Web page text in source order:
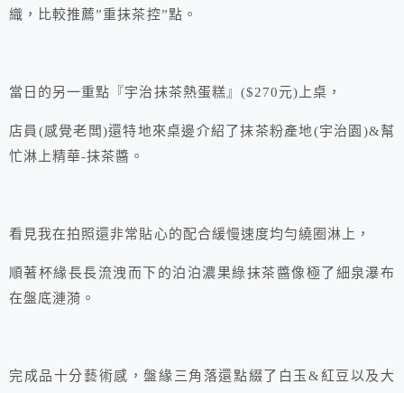
織，比較推薦”重抹茶控”點。
當日的另一重點『宇治抹茶熱蛋糕』($270元)上桌，
店員(感覺老闆)還特地來桌邊介紹了抹茶粉產地(宇治園)&幫
忙淋上精華-抹茶醬。
看見我在拍照還非常貼心的配合緩慢速度均勻繞圈淋上，
順著杯緣長長流洩而下的泊泊濃果綠抹茶醬像極了細泉瀑布
在盤底漣漪。
完成品十分藝術感，盤緣三角落還點綴了白玉&紅豆以及大